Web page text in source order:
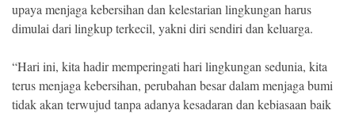
upaya menjaga kebersihan dan kelestarian lingkungan harus
dimulai dari lingkup terkecil, yakni diri sendiri dan keluarga.
“Hari ini, kita hadir memperingati hari lingkungan sedunia, kita
terus menjaga kebersihan, perubahan besar dalam menjaga bumi
tidak akan terwujud tanpa adanya kesadaran dan kebiasaan baik